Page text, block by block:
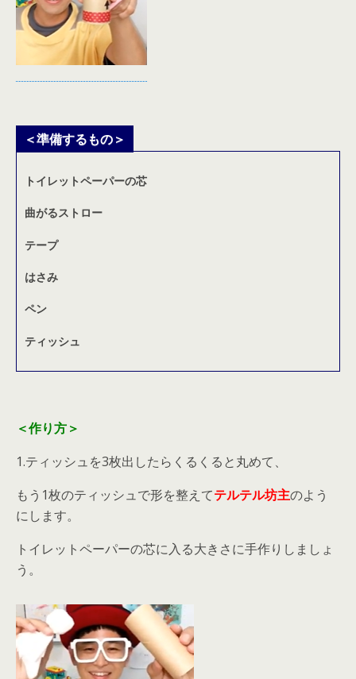
＜準備するもの＞
トイレットペーパーの芯
曲がるストロー
テープ
はさみ
ペン
ティッシュ
＜作り方＞
1.ティッシュを3枚出したらくるくると丸めて、
もう1枚のティッシュで形を整えてテルテル坊主のよう
にします。
トイレットペーパーの芯に入る大きさに手作りしましょ
う。